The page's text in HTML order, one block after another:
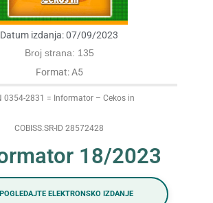
Datum izdanja:07/09/2023
Broj strana: 135
Format: A5
0354-2831 = Informator – Cekos in
COBISS.SR-ID 28572428
18/2023
POGLEDAJTE ELEKTRONSKO IZDANJE